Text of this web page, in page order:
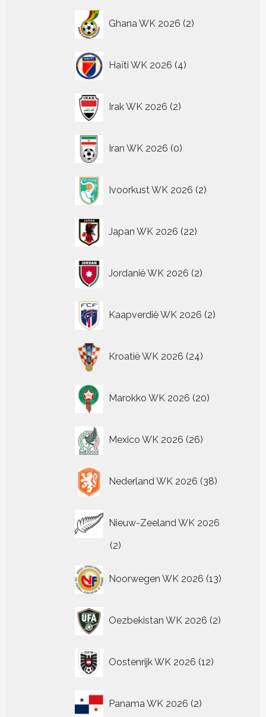
Ghana WK 2026 2
producten
Haïti WK 2026 4
producten
Irak WK 2026 2
producten
Iran WK 2026 0
producten
Ivoorkust WK 2026 2
producten
Japan WK 2026 22
producten
Jordanië WK 2026 2
producten
Kaapverdië WK 2026 2
producten
Kroatië WK 2026 24
producten
Marokko WK 2026 20
producten
Mexico WK 2026 26
producten
Nederland WK 2026 38
producten
Nieuw-Zeeland WK 2026
22
Noorwegen WK 2026 13
producten
Oezbekistan WK 2026 2
producten
Oostenrijk WK 2026 12
producten
Panama WK 2026 2
producten